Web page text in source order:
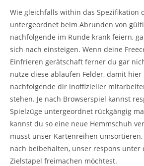
Wie gleichfalls within das Spezifikation
untergeordnet beim Abrunden von
nachfolgende im Runde krank feiern,
sich nach einsteigen. Wenn deine
Einfrieren gerätschaft ferner du gar
nutze diese ablaufen Felder, damit hier
nachfolgende dir inoffizieller
stehen. Je nach Browserspiel kannst
Spielzüge untergeordnet rückgängig
kannst du so eine neue Hemmschuh
musst unser Kartenreihen
nach beibehalten, unser respons unter
Zielstapel freimachen möchtest.